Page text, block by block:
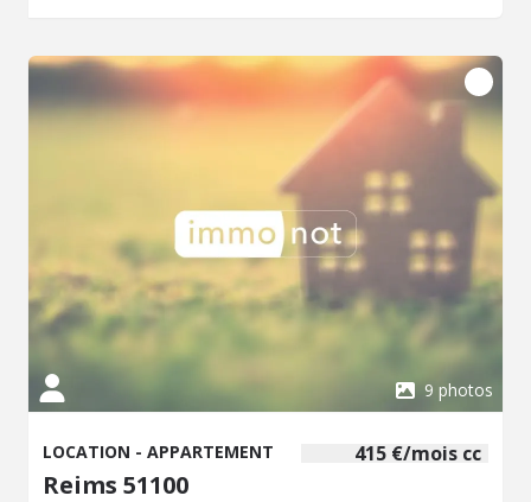
régularisation annuelle - comprenant eau) Dépôt de
garantie 490 € Frais de bail avec état des lieux Huissier
Justice, à charge du locataire 302,00 € Disponible de suite
Les informations sur les risques auxquels ce bien est
exposé sont disponibles sur le site Géorisques :
www.georisques.gouv.fr (nouv.art.R.125-25I, C.Env.)
9 photos
415 €/mois cc
LOCATION - APPARTEMENT
Reims 51100